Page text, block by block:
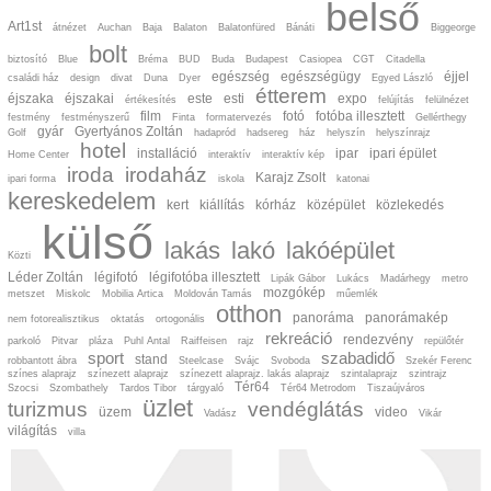
interaktív
nem
fotorealisztikus
Keresés látványterv
téma szerint:
kereskedelem,
szolgáltatás (154)
lakóépület (190)
iroda (154)
oktatás (11)
közlekedés (37)
szabadidő- és
sportlétesítmények
(91)
szociális és
létesítmények (24)
kert- és
közterülettervezés
(65)
kiállítások,
instalációk (26)
rendezvények (41)
műemlék felújítás
(10)
Art1st átnézet Auchan Baja Balaton Balatonfüred Bánáti belső Biggeorge
biztosító Blue bolt Bréma BUD Buda Budapest Casiopea CGT
Citadella
családi ház
design divat Duna Dyer egészség egészségügy Egyed László
éjjel
éjszaka
éjszakai értékesítés este esti étterem expo felújítás
felülnézet
festmény
festményszerű film Finta formatervezés fotó fotóba illesztett
Gellérthegy
Golf
gyár Gyertyános Zoltán hadapród hadsereg ház helyszín
helyszínrajz
Home Center
hotel installáció interaktív interaktív kép ipar ipari épület
ipari forma iroda irodaház iskola Karajz Zsolt katonai
kereskedelem kert kiállítás kórház középület közlekedés
Közti külső lakás lakó lakóépület
Léder Zoltán légifotó légifotóba illesztett Lipák Gábor Lukács Madárhegy
metro
metszet
Miskolc Mobilia Artica Moldován Tamás mozgókép műemlék
nem fotorealisztikus oktatás ortogonális otthon panoráma panorámakép
parkoló Pitvar pláza Puhl Antal Raiffeisen rajz rekreáció rendezvény
repülőtér
robbantott ábra
sport stand Steelcase Svájc Svoboda szabadidő
Szekér Ferenc
színes alaprajz
színezett alaprajz színezett alaprajz. lakás alaprajz szintalaprajz
szintrajz
Szocsi
Szombathely Tardos Tibor tárgyaló Tér64 Tér64 Metrodom Tiszaújváros
turizmus üzem üzlet Vadász vendéglátás video Vikár
világítás villa